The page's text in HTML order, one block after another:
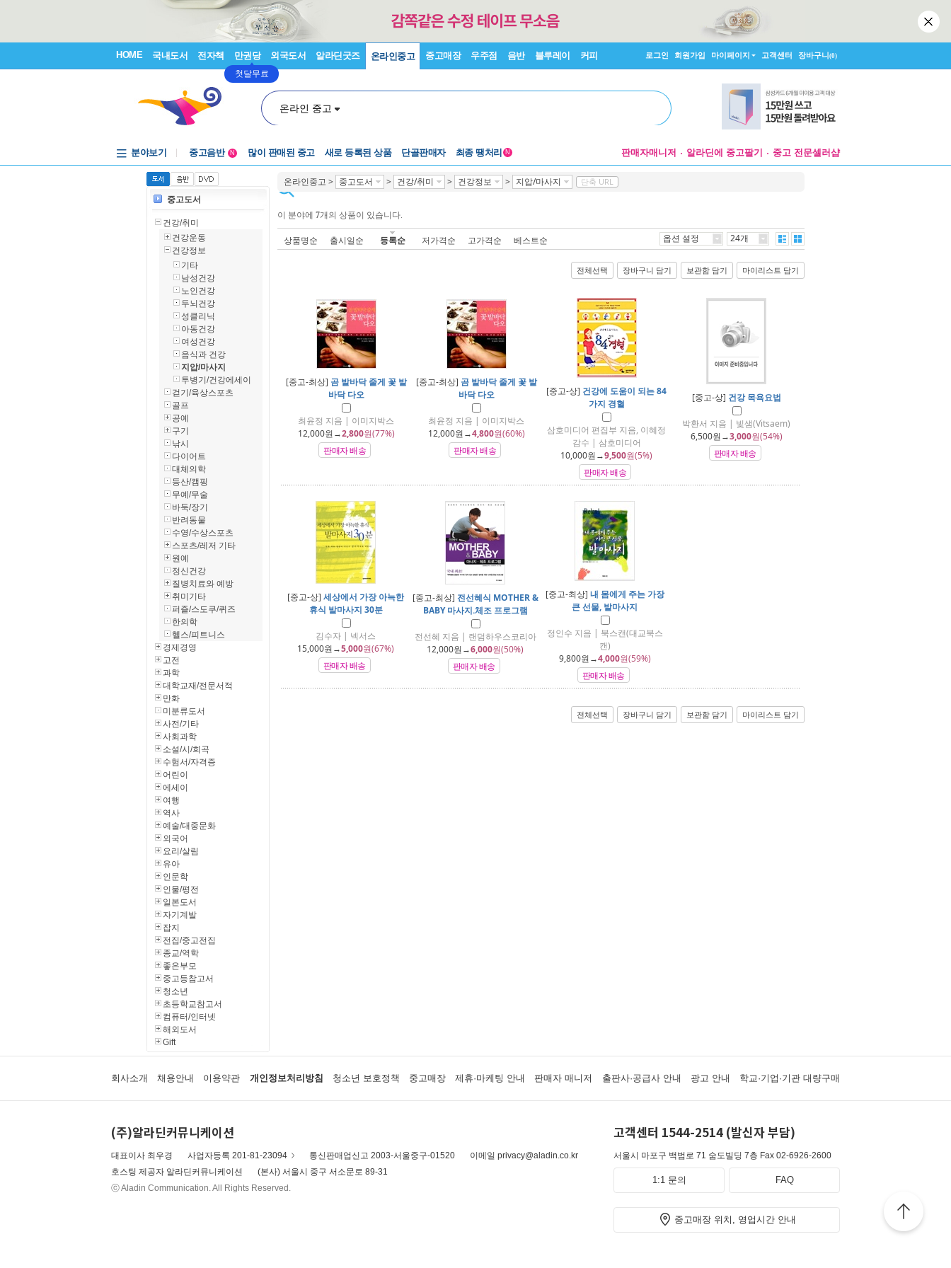
HOME 국내도서 전자책 만권당
첫달무료
외국도서 알라딘굿즈 온라인중고 중고매장 우주점 음반 블루레이 커피 로그인 회원가입 마이페이지 고객센터 장바구니(0)
온라인 중고
분야보기
중고음반
1천원부터
중고음반
N 많이 판매된 중고 새로 등록된 상품 단골판매자 최종 땡처리 N 판매자매니저 알라딘에 중고팔기 중고 전문셀러샵
온라인중고 > 중고도서 > 건강/취미 > 건강정보 > 지압/마사지 단축 URL
이 분야에 7개의 상품이 있습니다.
상품명순 출시일순 등록순 저가격순 고가격순 베스트순 옵션 설정 24개
전체선택 장바구니 담기 보관함 담기 마이리스트 담기
[중고-최상] 곰 발바닥 줄게 꽃 발
바닥 다오
최윤정 지음 | 이미지박스
12,000원→2,800원(77%)
판매자 배송
[중고-최상] 곰 발바닥 줄게 꽃 발
바닥 다오
최윤정 지음 | 이미지박스
12,000원→4,800원(60%)
판매자 배송
[중고-상] 건강에 도움이 되는 84
가지 경혈
삼호미디어 편집부 지음, 이혜정
감수 | 삼호미디어
10,000원→9,500원(5%)
판매자 배송
[중고-상] 건강 목욕요법
박환서 지음 | 빛샘(Vitsaem)
6,500원→3,000원(54%)
판매자 배송
[중고-상] 세상에서 가장 아늑한
휴식 발마사지 30분
김수자 | 넥서스
15,000원→5,000원(67%)
판매자 배송
[중고-최상] 전선혜식 MOTHER &
BABY 마사지.체조 프로그램
전선혜 지음 | 랜덤하우스코리아
12,000원→6,000원(50%)
판매자 배송
[중고-최상] 내 몸에게 주는 가장
큰 선물, 발마사지
정인수 지음 | 북스캔(대교북스
캔)
9,800원→4,000원(59%)
판매자 배송
전체선택 장바구니 담기 보관함 담기 마이리스트 담기
중고도서
건강/취미
건강운동
건강정보
기타
남성건강
노인건강
두뇌건강
성클리닉
아동건강
여성건강
음식과 건강
지압/마사지
투병기/건강에세이
걷기/육상스포츠
골프
공예
구기
낚시
다이어트
대체의학
등산/캠핑
무예/무술
바둑/장기
반려동물
수영/수상스포츠
스포츠/레저 기타
원예
정신건강
질병치료와 예방
취미기타
퍼즐/스도쿠/퀴즈
한의학
헬스/피트니스
경제경영
고전
과학
대학교재/전문서적
만화
미분류도서
사전/기타
사회과학
소설/시/희곡
수험서/자격증
어린이
에세이
여행
역사
예술/대중문화
외국어
요리/살림
유아
인문학
인물/평전
일본도서
자기계발
잡지
전집/중고전집
종교/역학
좋은부모
중고등참고서
청소년
초등학교참고서
컴퓨터/인터넷
해외도서
Gift
회사소개 채용안내 이용약관 개인정보처리방침 청소년 보호정책 중고매장 제휴·마케팅 안내 판매자 매니저 출판사·공급사 안내 광고 안내 학교·기업·기관 대량구매
(주)알라딘커뮤니케이션
대표이사 최우경 사업자등록 201-81-23094 통신판매업신고 2003-서울중구-01520
이메일 privacy@aladin.co.kr
호스팅 제공자 알라딘커뮤니케이션
(본사) 서울시 중구 서소문로 89-31
ⓒ Aladin Communication. All Rights Reserved.
고객센터 1544-2514 (발신자 부담)
서울시 마포구 백범로 71 숨도빌딩 7층 Fax 02-6926-2600
1:1 문의 FAQ
중고매장 위치, 영업시간 안내